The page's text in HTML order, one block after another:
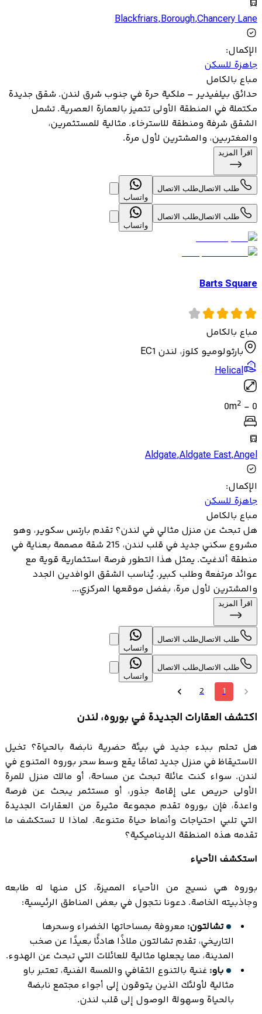
Blackfriars,Borough,Chancery Lane
الإكمال:
جاهزة للسكن
مباع بالكامل
حدائق بيلفيدير – ملكية حرة في جنوب شرق لندن. شقق جديدة
مكتملة في المنطقة الأولى تتميز بالعمارة العصرية. تشمل
الشقق شرفة ومنطقة للاسترخاء. مثالية للمستثمرين،
والمغتربين، والمشترين لأول مرة.
اقرأ المزيد
طلب الاتصالطلب الاتصال
واتساب
طلب الاتصالطلب الاتصال
واتساب
Barts Square
مباع بالكامل
بارثولوميو كلوز، لندن EC1
Helical
0
-
0m2
Aldgate,Aldgate East,Angel
الإكمال:
جاهزة للسكن
مباع بالكامل
هل تبحث عن منزل مثالي في لندن؟ تقدم بارتس سكوير، وهو
مشروع سكني جديد في قلب لندن، 215 شقة مصممة بعناية في
منطقة ألدغيت. يمثل هذا التطور فرصة استثمارية قوية مع
عوائد مرتفعة وطلب كبير. يُناسب الشقق الوافدين الجدد
والمشترين لأول مرة، بفضل موقعها المركزي...
اقرأ المزيد
طلب الاتصالطلب الاتصال
واتساب
طلب الاتصالطلب الاتصال
واتساب
1
2
اكتشف العقارات الجديدة في بوروه، لندن
هل تحلم ببدء جديد في بيئة حضرية نابضة بالحياة؟ تخيل
الاستيقاظ في منزل جديد تمامًا يقع وسط سحر بوروه المتنوع في
لندن. سواء كنت عائلة تبحث عن مساحة، أو مالك منزل للمرة
الأولى حريص على إقامة جذور، أو مستثمر يبحث عن فرصة
واعدة، فإن بوروه تقدم مجموعة مثيرة من العقارات الجديدة
التي تلبي احتياجات وأنماط حياة متنوعة. لماذا لا تستكشف ما
تقدمه هذه المنطقة الديناميكية؟
استكشف الأحياء
بوروه هي نسيج من الأحياء المميزة، كل منها له طابعه
وجاذبيته الخاصة. دعونا نتجول في بعض المناطق الرئيسية:
تشالتون: معروفة بمساحاتها الخضراء وسحرها
التاريخي، تقدم تشالتون ملاذًا هادئًا بعيدًا عن صخب
المدينة، مما يجعلها مثالية للعائلات التي تبحث عن الهدوء.
باو: غنية بالتنوع الثقافي واللمسة الفنية، تعتبر باو
مثالية لأولئك الذين يتوقون إلى أجواء مجتمع نابضة
بالحياة وسهولة الوصول إلى قلب لندن.